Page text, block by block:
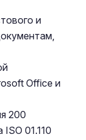
и
Office и
200
01.110